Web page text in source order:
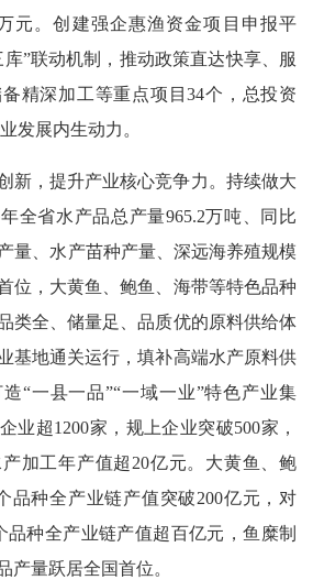
元。创建强企惠渔资金项目申报平
”联动机制，推动政策直达快享、服
精深加工等重点项目34个，总投资
发展内生动力。
新，提升产业核心竞争力。持续做大
全省水产品总产量965.2万吨、同比
量、水产苗种产量、深远海养殖规模
位，大黄鱼、鲍鱼、海带等特色品种
类全、储量足、品质优的原料供给体
基地通关运行，填补高端水产原料供
“一县一品”“一域一业”特色产业集
业超1200家，规上企业突破500家，
加工年产值超20亿元。大黄鱼、鲍
品种全产业链产值突破200亿元，对
品种全产业链产值超百亿元，鱼糜制
产量跃居全国首位。